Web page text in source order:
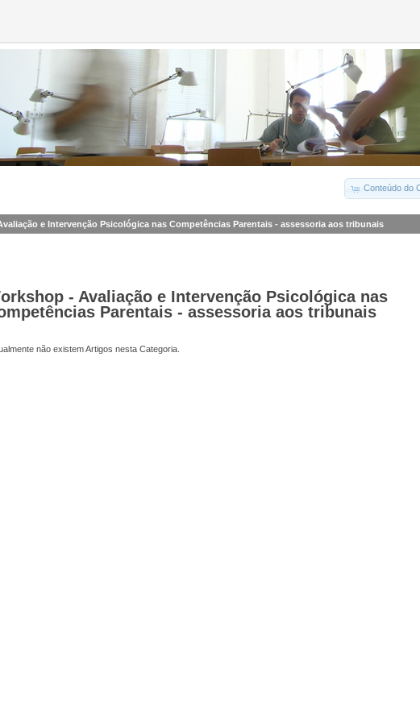
Conteúdo do
e Intervenção Psicológica nas Competências Parentais - assessoria aos tribunais
- Avaliação e Intervenção Psicológica nas
Parentais - assessoria aos tribunais
não existem Artigos nesta Categoria.